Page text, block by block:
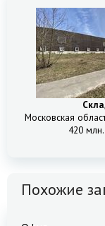
Московская
420
Похожие